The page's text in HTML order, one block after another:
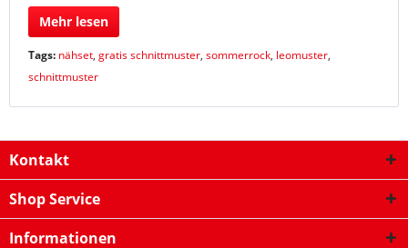
Mehr lesen
Tags: nähset, gratis schnittmuster, sommerrock, leomuster,
schnittmuster
Kontakt
Shop Service
Informationen